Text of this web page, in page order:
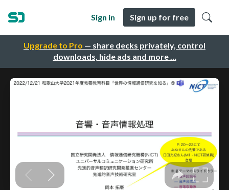
Upgrade to Pro — share decks privately, control
downloads, hide ads and more …
Sign in Sign up for free